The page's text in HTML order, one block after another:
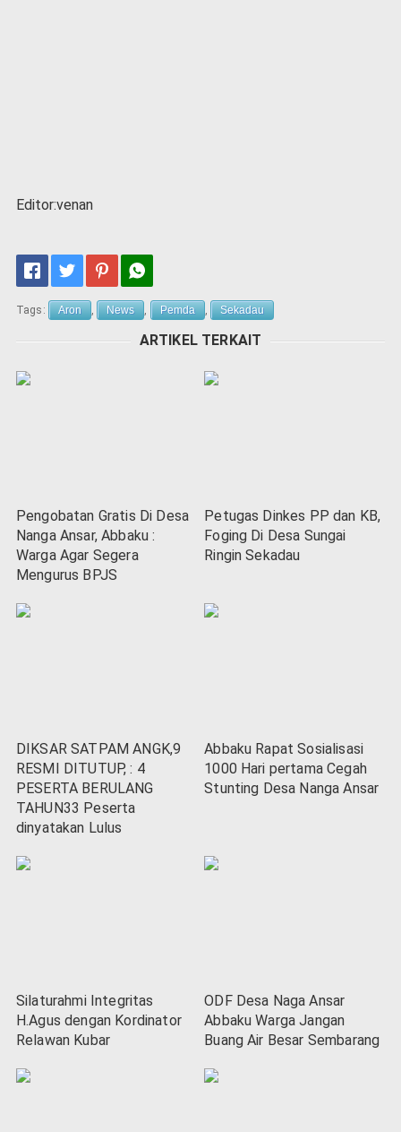
Editor:venan
Tags: Aron , News , Pemda , Sekadau
ARTIKEL TERKAIT
Pengobatan Gratis Di Desa
Nanga Ansar, Abbaku :
Warga Agar Segera
Mengurus BPJS
Petugas Dinkes PP dan KB,
Foging Di Desa Sungai
Ringin Sekadau
DIKSAR SATPAM ANGK,9
RESMI DITUTUP, : 4
PESERTA BERULANG
TAHUN33 Peserta
dinyatakan Lulus
Abbaku Rapat Sosialisasi
1000 Hari pertama Cegah
Stunting Desa Nanga Ansar
Silaturahmi Integritas
H.Agus dengan Kordinator
Relawan Kubar
ODF Desa Naga Ansar
Abbaku Warga Jangan
Buang Air Besar Sembarang